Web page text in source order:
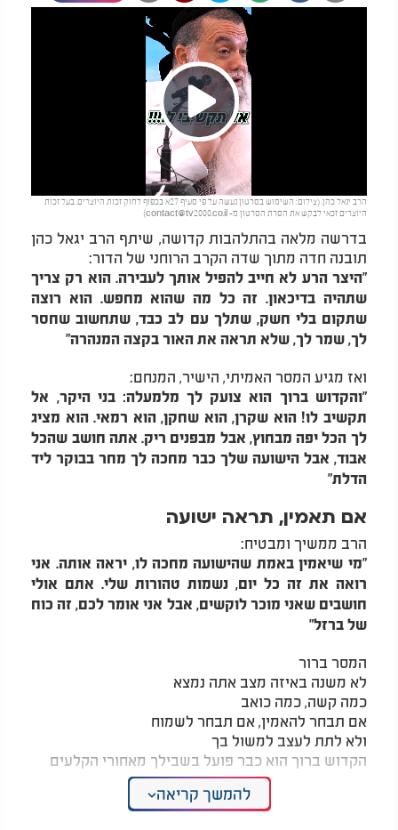
Play
Video
הרב יגאל כהן. (צילום: השימוש בסרטון נעשה על פי סעיף 27א בכפוף לחוק זכות היוצרים. בעל זכות
היוצרים זכאי לבקש את הסרת הסרטון מ- contact@tv2000.co.il
)
בדרשה מלאה בהתלהבות קדושה, שיתף הרב יגאל כהן
תובנה חדה מתוך שדה הקרב הרוחני של הדור:
"היצר הרע לא חייב להפיל אותך לעבירה. הוא רק צריך
שתהיה בדיכאון. זה כל מה שהוא מחפש. הוא רוצה
שתקום בלי חשק, שתלך עם לב כבד, שתחשוב שחסר
לך, שמר לך, שלא תראה את האור בקצה המנהרה"
ואז מגיע המסר האמיתי, הישיר, המנחם:
"והקדוש ברוך הוא צועק לך מלמעלה: בני היקר, אל
תקשיב לו! הוא שקרן, הוא שחקן, הוא רמאי. הוא מציג
לך הכל יפה מבחוץ, אבל מבפנים ריק. אתה חושב שהכל
אבוד, אבל הישועה שלך כבר מחכה לך מחר בבוקר ליד
הדלת"
אם תאמין, תראה ישועה
הרב ממשיך ומבטיח:
"מי שיאמין באמת שהישועה מחכה לו, יראה אותה. אני
רואה את זה כל יום, נשמות טהורות שלי. אתם אולי
חושבים שאני מוכר לוקשים, אבל אני אומר לכם, זה כוח
של ברזל"
המסר ברור
לא משנה באיזה מצב אתה נמצא
כמה קשה, כמה כואב
אם תבחר להאמין, אם תבחר לשמוח
ולא לתת לעצב למשול בך
הקדוש ברוך הוא כבר פועל בשבילך מאחורי הקלעים
כי השמחה היא לא תוצאה, היא בחירה
והיא הכלי שמביא איתו את הברכה
להמשך קריאה